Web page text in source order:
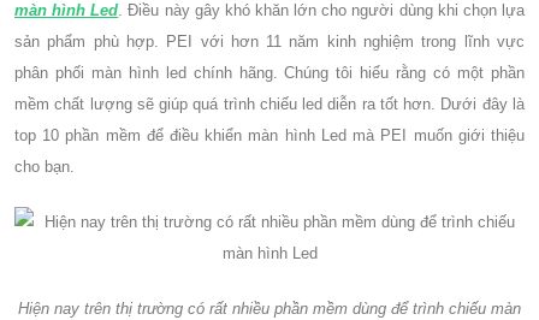
màn hình Led. Điều này gây khó khăn lớn cho người dùng khi chọn lựa
sản phẩm phù hợp. PEI với hơn 11 năm kinh nghiệm trong lĩnh vực
phân phối màn hình led chính hãng. Chúng tôi hiểu rằng có một phần
mềm chất lượng sẽ giúp quá trình chiếu led diễn ra tốt hơn. Dưới đây là
top 10 phần mềm để điều khiển màn hình Led mà PEI muốn giới thiệu
cho bạn.
Hiện nay trên thị trường có rất nhiều phần mềm dùng để trình chiếu màn